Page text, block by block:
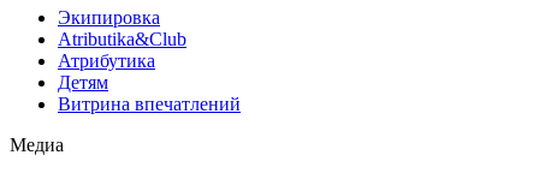
Экипировка
Atributika&Club
Атрибутика
Детям
Витрина впечатлений
Медиа